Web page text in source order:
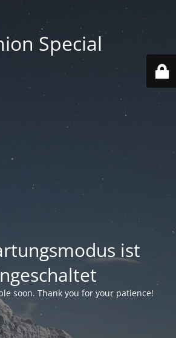
Special
ist
soon. Thank you for your patience!